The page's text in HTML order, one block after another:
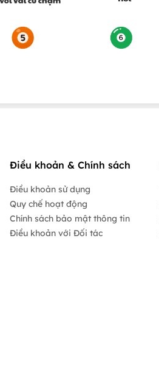
Điều khoản & Chính sách
Điều khoản sử dụng
Quy chế hoạt động
Chính sách bảo mật thông tin
Điều khoản với Đối tác